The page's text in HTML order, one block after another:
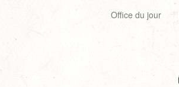
Office du jour